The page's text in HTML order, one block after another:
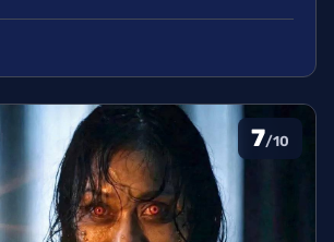
de lore complex is, zorgt het
heerlijke ervaring in de
7/10